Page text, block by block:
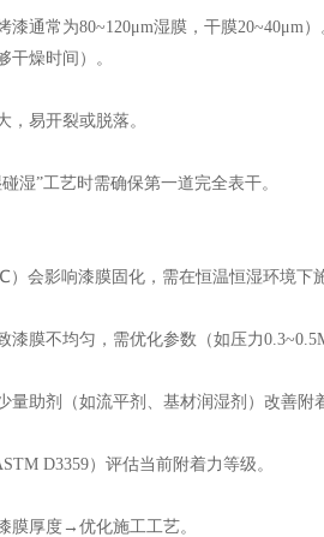
通常为80~120μm湿膜，干膜20~40μm）
干燥时间）。
，易开裂或脱落。
湿”工艺时需确保第一道完全表干。
）会影响漆膜固化，需在恒温恒湿环境下
膜不均匀，需优化参数（如压力
量助剂（如流平剂、基材润湿剂）改善附
D3359）评估当前附着力等级。
厚度→优化施工工艺。